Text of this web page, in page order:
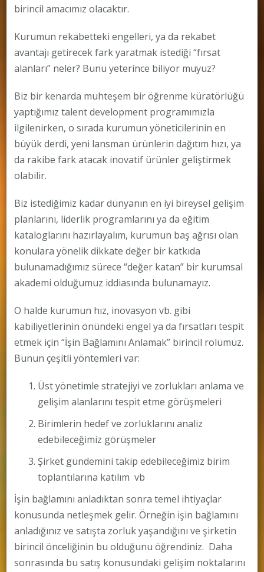
birincil amacımız olacaktır.
Kurumun rekabetteki engelleri, ya da rekabet
avantajı getirecek fark yaratmak istediği “fırsat
alanları” neler? Bunu yeterince biliyor muyuz?
Biz bir kenarda muhteşem bir öğrenme küratörlüğü
yaptığımız talent development programımızla
ilgilenirken, o sırada kurumun yöneticilerinin en
büyük derdi, yeni lansman ürünlerin dağıtım hızı, ya
da rakibe fark atacak inovatif ürünler geliştirmek
olabilir.
Biz istediğimiz kadar dünyanın en iyi bireysel gelişim
planlarını, liderlik programlarını ya da eğitim
kataloglarını hazırlayalım, kurumun baş ağrısı olan
konulara yönelik dikkate değer bir katkıda
bulunamadığımız sürece “değer katan” bir kurumsal
akademi olduğumuz iddiasında bulunamayız.
O halde kurumun hız, inovasyon vb. gibi
kabiliyetlerinin önündeki engel ya da fırsatları tespit
etmek için “İşin Bağlamını Anlamak” birincil rolümüz.
Bunun çeşitli yöntemleri var:
Üst yönetimle stratejiyi ve zorlukları anlama ve
gelişim alanlarını tespit etme görüşmeleri
Birimlerin hedef ve zorluklarını analiz
edebileceğimiz görüşmeler
Şirket gündemini takip edebileceğimiz birim
toplantılarına katılım vb
İşin bağlamını anladıktan sonra temel ihtiyaçlar
konusunda netleşmek gelir. Örneğin işin bağlamını
anladığınız ve satışta zorluk yaşandığını ve şirketin
birincil önceliğinin bu olduğunu öğrendiniz. Daha
sonrasında bu satış konusundaki gelişim noktalarını